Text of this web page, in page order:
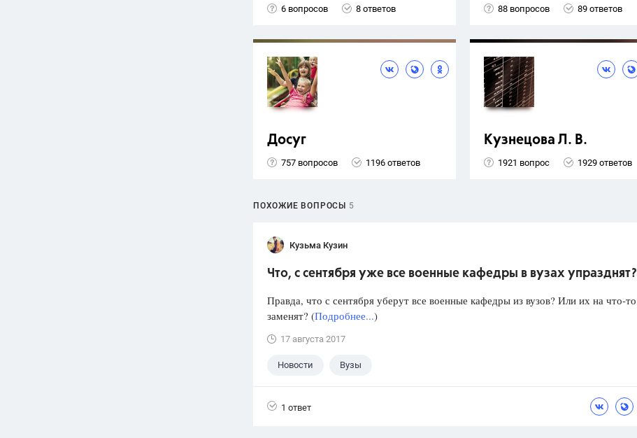
6 вопросов 8 ответов 88 вопросов 89 ответов
Досуг
757 вопросов 1196 ответов
Кузнецова Л. В.
1921 вопрос 1929 ответов
ПОХОЖИЕ ВОПРОСЫ 5
Кузьма Кузин
Что, с сентября уже все военные кафедры в вузах упразднят?
Правда, что с сентября уберут все военные кафедры из вузов? Или их на что-то
заменят? (Подробнее...)
17 августа 2017
Новости Вузы
1 ответ